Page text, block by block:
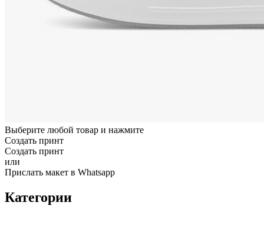
Выберите любой товар и нажмите
Создать принт
Создать принт
или
Прислать макет в Whatsapp
Категории